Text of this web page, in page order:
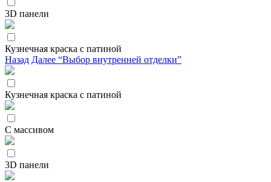
3D панели
Кузнечная краска с патиной
Назад Далее “Выбор внутренней отделки”
Кузнечная краска с патиной
С массивом
3D панели